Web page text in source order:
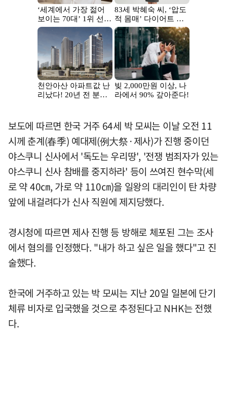
보도에 따르면 한국 거주 64세 박 모씨는 이날 오전 11
시께 춘계(春季) 예대제(例大祭·제사)가 진행 중이던
야스쿠니 신사에서 '독도는 우리땅', '전쟁 범죄자가 있는
야스쿠니 신사 참배를 중지하라' 등이 쓰여진 현수막(세
로 약 40㎝, 가로 약 110㎝)을 일왕의 대리인이 탄 차량
앞에 내걸려다가 신사 직원에 제지당했다.
경시청에 따르면 제사 진행 등 방해로 체포된 그는 조사
에서 혐의를 인정했다. "내가 하고 싶은 일을 했다"고 진
술했다.
한국에 거주하고 있는 박 모씨는 지난 20일 일본에 단기
체류 비자로 입국했을 것으로 추정된다고 NHK는 전했
다.